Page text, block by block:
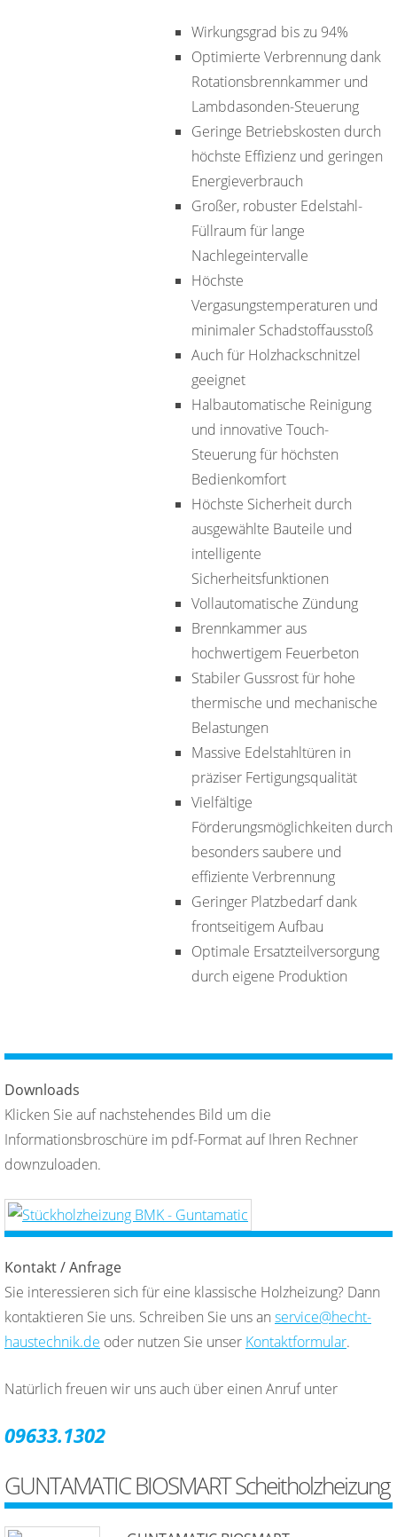
Wirkungsgrad bis zu 94%
Optimierte Verbrennung dank
Rotationsbrennkammer und
Lambdasonden-Steuerung
Geringe Betriebskosten durch
höchste Effizienz und geringen
Energieverbrauch
Großer, robuster Edelstahl-
Füllraum für lange
Nachlegeintervalle
Höchste
Vergasungstemperaturen und
minimaler Schadstoffausstoß
Auch für Holzhackschnitzel
geeignet
Halbautomatische Reinigung
und innovative Touch-
Steuerung für höchsten
Bedienkomfort
Höchste Sicherheit durch
ausgewählte Bauteile und
intelligente
Sicherheitsfunktionen
Vollautomatische Zündung
Brennkammer aus
hochwertigem Feuerbeton
Stabiler Gussrost für hohe
thermische und mechanische
Belastungen
Massive Edelstahltüren in
präziser Fertigungsqualität
Vielfältige
Förderungsmöglichkeiten durch
besonders saubere und
effiziente Verbrennung
Geringer Platzbedarf dank
frontseitigem Aufbau
Optimale Ersatzteilversorgung
durch eigene Produktion
Downloads
Klicken Sie auf nachstehendes Bild um die
Informationsbroschüre im pdf-Format auf Ihren Rechner
downzuloaden.
Kontakt / Anfrage
Sie interessieren sich für eine klassische Holzheizung? Dann
kontaktieren Sie uns. Schreiben Sie uns an service@hecht-
haustechnik.de oder nutzen Sie unser Kontaktformular.
Natürlich freuen wir uns auch über einen Anruf unter
09633.1302
GUNTAMATIC BIOSMART Scheitholzheizung